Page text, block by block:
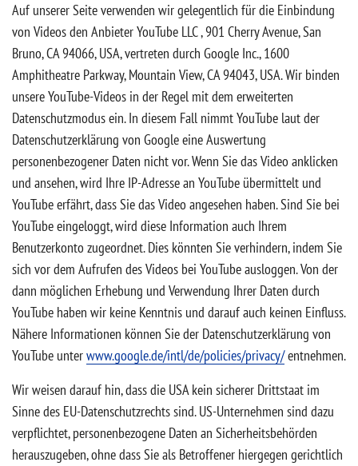
Auf unserer Seite verwenden wir gelegentlich für die Einbindung
von Videos den Anbieter YouTube LLC , 901 Cherry Avenue, San
Bruno, CA 94066, USA, vertreten durch Google Inc., 1600
Amphitheatre Parkway, Mountain View, CA 94043, USA. Wir binden
unsere YouTube-Videos in der Regel mit dem erweiterten
Datenschutzmodus ein. In diesem Fall nimmt YouTube laut der
Datenschutzerklärung von Google eine Auswertung
personenbezogener Daten nicht vor. Wenn Sie das Video anklicken
und ansehen, wird Ihre IP-Adresse an YouTube übermittelt und
YouTube erfährt, dass Sie das Video angesehen haben. Sind Sie bei
YouTube eingeloggt, wird diese Information auch Ihrem
Benutzerkonto zugeordnet. Dies könnten Sie verhindern, indem Sie
sich vor dem Aufrufen des Videos bei YouTube ausloggen. Von der
dann möglichen Erhebung und Verwendung Ihrer Daten durch
YouTube haben wir keine Kenntnis und darauf auch keinen Einfluss.
Nähere Informationen können Sie der Datenschutzerklärung von
YouTube unterwww.google.de/intl/de/policies/privacy/entnehmen.
Wir weisen darauf hin, dass die USA kein sicherer Drittstaat im
Sinne des EU-Datenschutzrechts sind. US-Unternehmen sind dazu
verpflichtet, personenbezogene Daten an Sicherheitsbehörden
herauszugeben, ohne dass Sie als Betroffener hiergegen gerichtlich